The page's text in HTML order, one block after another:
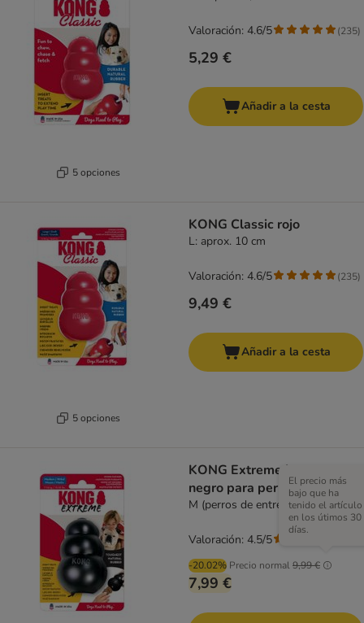
5 opciones
5,29 €
Valoración: 4.6/5 (235)
Añadir a la cesta
5 opciones
KONG Classic rojo
L: aprox. 10 cm
9,49 €
Valoración: 4.6/5 (235)
Añadir a la cesta
KONG Extreme juguete
negro para perros
M (perros de entre 7 y 16 kg)
-20.02% Precio normal9,99 €
El precio más
bajo que ha
tenido el artículo
en los útimos 30
días.
7,99 €
Valoración: 4.5/5